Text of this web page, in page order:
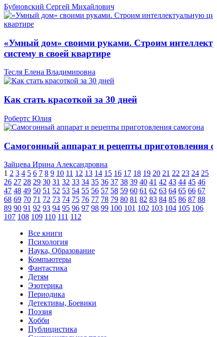
Бубновский Сергей Михайлович
«Умный дом» своими руками. Строим
систему в своей квартире
Тесля Елена Владимировна
Как стать красоткой за 30 дней
Робертс Юлия
Самогонный аппарат и рецепты приготовления
Зайцева Ирина Александровна
1 2 3 4 5 6 7 8 9 10 11 12 13 14 15 16 17 18 19 20 21 22 23 24 25
26 27 28 29 30 31 32 33 34 35 36 37 38 39 40 41 42 43 44 45 46
47 48 49 50 51 52 53 54 55 56 57 58 59 60 61 62 63 64 65 66 67
68 69 70 71 72 73 74 75 76 77 78 79 80 81 82 83 84 85 86 87 88
89 90 91 92 93 94 95 96 97 98 99 100 101 102 103 104 105 106
107 108 109 110 111 112
Все книги
Психология
Наука, Образование
Компьютеры
Фантастика
Детям
Эзотерика
Периодика
Детективы, Боевики
Поэзия
Хобби
Публицистика